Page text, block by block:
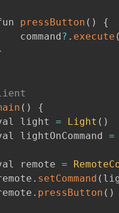
pressButton ( )
{
command
? . execute (
( )
{
light
= Light ( )
lightOnCommand
=
remote
=
. setCommand (
. pressButton ( )